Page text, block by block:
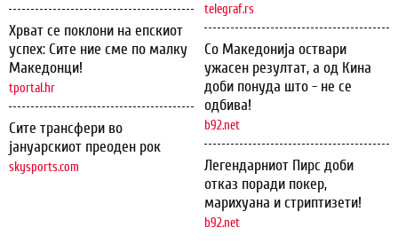
Хрват се поклони на епскиот
успех: Сите ние сме по малку
Македонци!
tportal.hr
Сите трансфери во
јануарскиот преоден рок
skysports.com
telegraf.rs
Со Македонија оствари
ужасен резултат, а од Кина
доби понуда што - не се
одбива!
b92.net
Легендарниот Пирс доби
отказ поради покер,
марихуана и стриптизети!
b92.net